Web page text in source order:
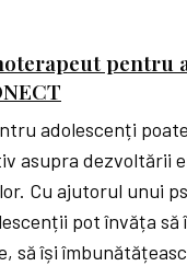
pentru
adolescenți
asupra dezvoltării
Cu ajutorul unui
pot învăța să
să își